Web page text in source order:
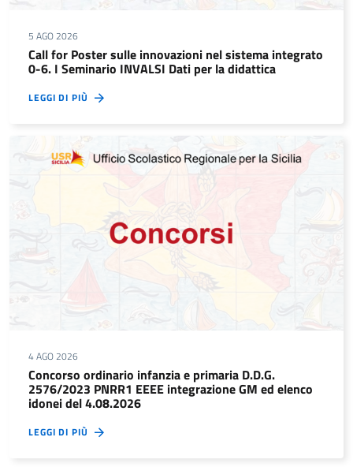
5 AGO 2026
Call for Poster sulle innovazioni nel sistema integrato
0-6. I Seminario INVALSI Dati per la didattica
LEGGI DI PIÙ
4 AGO 2026
Concorso ordinario infanzia e primaria D.D.G.
2576/2023 PNRR1 EEEE integrazione GM ed elenco
idonei del 4.08.2026
LEGGI DI PIÙ